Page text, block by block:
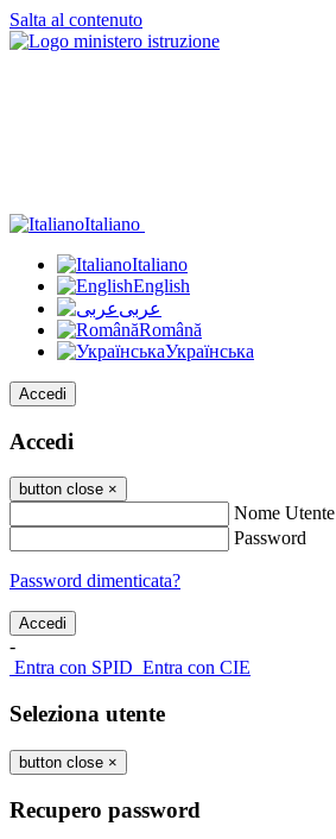
Salta al contenuto
Italiano
Italiano
English
عربى
Română
Українська
Accedi
Accedi
button close ×
Nome Utente
Password
Password dimenticata?
-
Entra con SPID Entra con CIE
Seleziona utente
button close ×
Recupero password